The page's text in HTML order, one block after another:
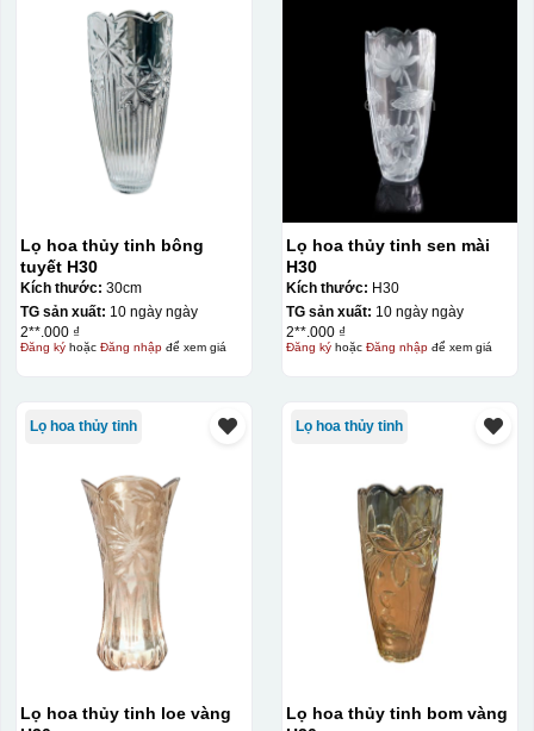
Lọ hoa thủy tinh bông
tuyết H30
Kích thước: 30cm
TG sản xuất: 10 ngày ngày
2**.000 ₫
Đăng kýhoặc Đăng nhậpđể xem giá
Lọ hoa thủy tinh sen mài
H30
Kích thước: H30
TG sản xuất: 10 ngày ngày
2**.000 ₫
Đăng kýhoặc Đăng nhậpđể xem giá
Lọ hoa thủy tinh
Lọ hoa thủy tinh loe vàng
Lọ hoa thủy tinh
Lọ hoa thủy tinh bom vàng